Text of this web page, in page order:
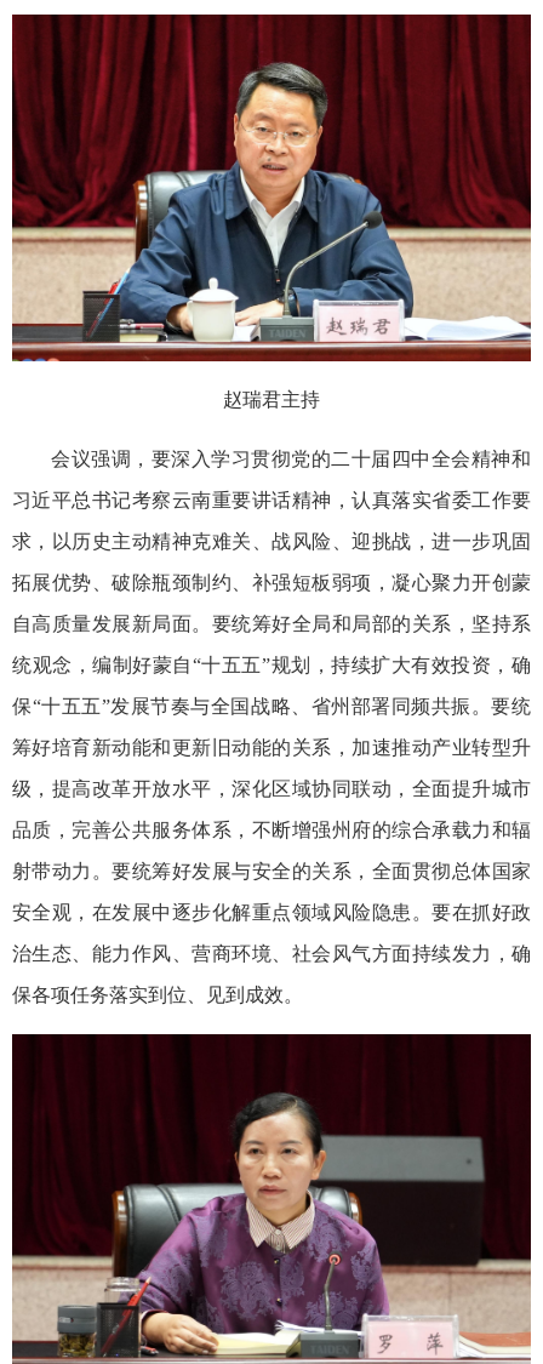
赵瑞君主持
会议强调，要深入学习贯彻党的二十届四中全会精神和
习近平总书记考察云南重要讲话精神，认真落实省委工作要
求，以历史主动精神克难关、战风险、迎挑战，进一步巩固
拓展优势、破除瓶颈制约、补强短板弱项，凝心聚力开创蒙
自高质量发展新局面。要统筹好全局和局部的关系，坚持系
统观念，编制好蒙自“十五五”规划，持续扩大有效投资，确
保“十五五”发展节奏与全国战略、省州部署同频共振。要统
筹好培育新动能和更新旧动能的关系，加速推动产业转型升
级，提高改革开放水平，深化区域协同联动，全面提升城市
品质，完善公共服务体系，不断增强州府的综合承载力和辐
射带动力。要统筹好发展与安全的关系，全面贯彻总体国家
安全观，在发展中逐步化解重点领域风险隐患。要在抓好政
治生态、能力作风、营商环境、社会风气方面持续发力，确
保各项任务落实到位、见到成效。